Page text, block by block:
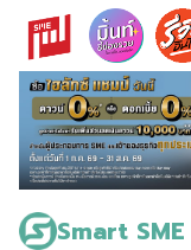
Skip
content
Smart SME
Search
for: